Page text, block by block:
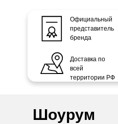
Официальный
представитель
бренда
Доставка по
всей
территории РФ
Шоурум